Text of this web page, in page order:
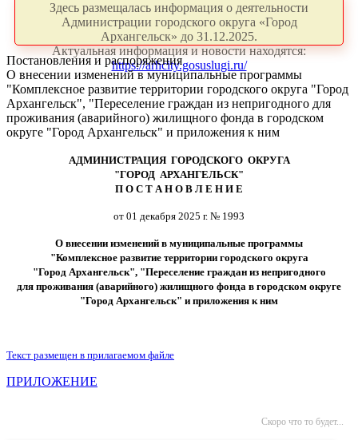
Здесь размещалась информация о деятельности
Администрации городского округа «Город
Архангельск» до 31.12.2025.
Актуальная информация и новости находятся:
https://arhcity.gosuslugi.ru/
Постановления и распоряжения
О внесении изменений в муниципальные программы
"Комплексное развитие территории городского округа "Город
Архангельск", "Переселение граждан из непригодного для
проживания (аварийного) жилищного фонда в городском
округе "Город Архангельск" и приложения к ним
АДМИНИСТРАЦИЯ ГОРОДСКОГО ОКРУГА
"ГОРОД АРХАНГЕЛЬСК"
П О С Т А Н О В Л Е Н И Е
от 01 декабря 2025 г. № 1993
О внесении изменений в муниципальные программы
"Комплексное развитие территории городского округа
"Город Архангельск", "Переселение граждан из непригодного
для проживания (аварийного) жилищного фонда в городском округе
"Город Архангельск" и приложения к ним
Текст размещен в прилагаемом файле
ПРИЛОЖЕНИЕ
Скоро что то будет...